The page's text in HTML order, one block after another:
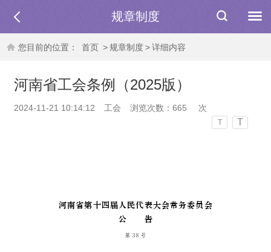
规章制度
您目前的位置： 首页 >规章制度>详细内容
河南省工会条例（2025版）
2024-11-21 10:14:12 工会 浏览次数： 665 次
T T